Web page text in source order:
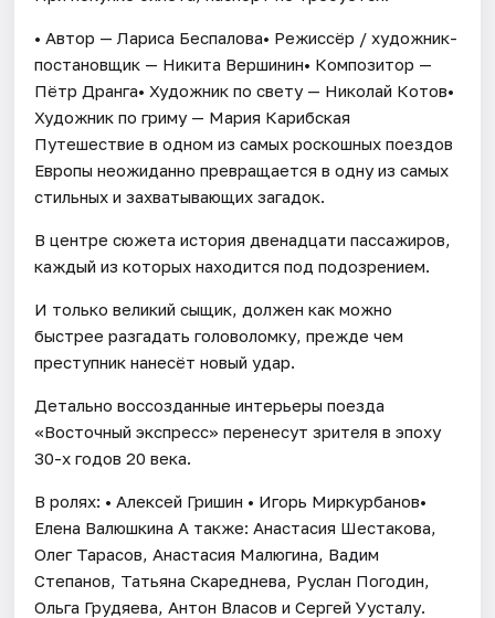
• Автор — Лариса Беспалова• Режиссёр / художник-
постановщик — Никита Вершинин• Композитор —
Пётр Дранга• Художник по свету — Николай Котов•
Художник по гриму — Мария Карибская
Путешествие в одном из самых роскошных поездов
Европы неожиданно превращается в одну из самых
стильных и захватывающих загадок.
В центре сюжета история двенадцати пассажиров,
каждый из которых находится под подозрением.
И только великий сыщик, должен как можно
быстрее разгадать головоломку, прежде чем
преступник нанесёт новый удар.
Детально воссозданные интерьеры поезда
«Восточный экспресс» перенесут зрителя в эпоху
30-х годов 20 века.
В ролях: • Алексей Гришин • Игорь Миркурбанов•
Елена Валюшкина А также: Анастасия Шестакова,
Олег Тарасов, Анастасия Малюгина, Вадим
Степанов, Татьяна Скареднева, Руслан Погодин,
Ольга Грудяева, Антон Власов и Сергей Уусталу.